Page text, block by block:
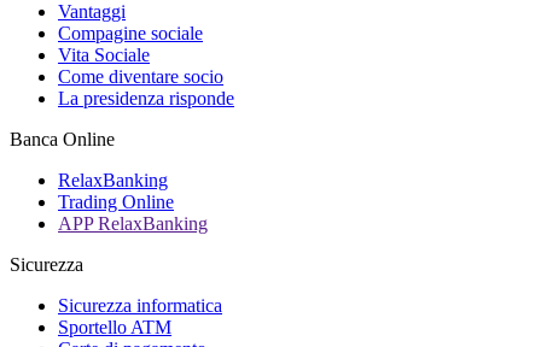
Vantaggi
Compagine sociale
Vita Sociale
Come diventare socio
La presidenza risponde
Banca Online
RelaxBanking
Trading Online
APP RelaxBanking
Sicurezza
Sicurezza informatica
Sportello ATM